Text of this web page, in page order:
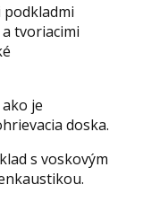
podkladmi
tvoriacimi
je
doska.
s voskovým